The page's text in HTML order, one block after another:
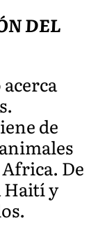
DEL
de
De
Haití y